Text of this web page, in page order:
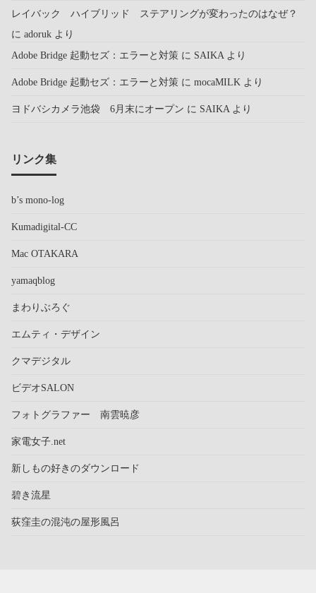
レイバック ハイブリッド ステアリングが変わったのはなぜ？
に adoruk より
Adobe Bridge 起動セズ：エラーと対策 に SAIKA より
Adobe Bridge 起動セズ：エラーと対策 に mocaMILK より
ヨドバシカメラ池袋 6月末にオープン に SAIKA より
リンク集
b’s mono-log
Kumadigital-CC
Mac OTAKARA
yamaqblog
まわりぶろぐ
エムティ・デザイン
クマデジタル
ビデオSALON
フォトグラファー 南雲暁彦
家電女子.net
新しもの好きのダウンロード
碧き流星
荻窪圭の混沌の屋形風呂